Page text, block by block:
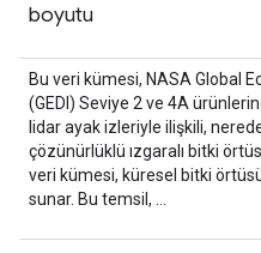
boyutu
Bu veri kümesi, NASA Global
(GEDI) Seviye 2 ve 4A
lidar ayak izleriyle ilişkili,
çözünürlüklü ızgaralı bitki
veri kümesi, küresel bitki
sunar. Bu temsil, …